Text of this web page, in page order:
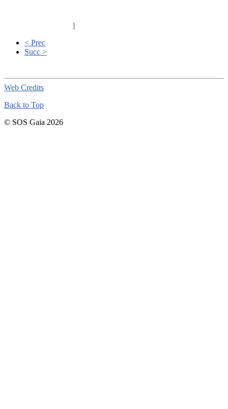
|
< Prec
Succ >
Web Credits
Back to Top
© SOS Gaia 2026